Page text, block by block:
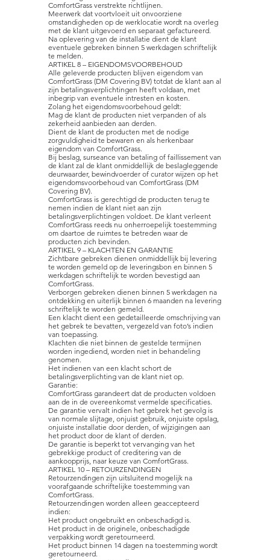
ComfortGrass verstrekte richtlijnen.
Meerwerk dat voortvloeit uit onvoorziene
omstandigheden op de werklocatie wordt na overleg
met de klant uitgevoerd en separaat gefactureerd.
Na oplevering van de installatie dient de klant
eventuele gebreken binnen 5 werkdagen schriftelijk
te melden.
ARTIKEL 8 – EIGENDOMSVOORBEHOUD
Alle geleverde producten blijven eigendom van
ComfortGrass (DM Covering BV) totdat de klant aan al
zijn betalingsverplichtingen heeft voldaan, met
inbegrip van eventuele intresten en kosten.
Zolang het eigendomsvoorbehoud geldt:
Mag de klant de producten niet verpanden of als
zekerheid aanbieden aan derden.
Dient de klant de producten met de nodige
zorgvuldigheid te bewaren en als herkenbaar
eigendom van ComfortGrass.
Bij beslag, surseance van betaling of faillissement van
de klant zal de klant onmiddellijk de beslagleggende
deurwaarder, bewindvoerder of curator wijzen op het
eigendomsvoorbehoud van ComfortGrass (DM
Covering BV).
ComfortGrass is gerechtigd de producten terug te
nemen indien de klant niet aan zijn
betalingsverplichtingen voldoet. De klant verleent
ComfortGrass reeds nu onherroepelijk toestemming
om daartoe de ruimtes te betreden waar de
producten zich bevinden.
ARTIKEL 9 – KLACHTEN EN GARANTIE
Zichtbare gebreken dienen onmiddellijk bij levering
te worden gemeld op de leveringsbon en binnen 5
werkdagen schriftelijk te worden bevestigd aan
ComfortGrass.
Verborgen gebreken dienen binnen 5 werkdagen na
ontdekking en uiterlijk binnen 6 maanden na levering
schriftelijk te worden gemeld.
Een klacht dient een gedetailleerde omschrijving van
het gebrek te bevatten, vergezeld van foto’s indien
van toepassing.
Klachten die niet binnen de gestelde termijnen
worden ingediend, worden niet in behandeling
genomen.
Het indienen van een klacht schort de
betalingsverplichting van de klant niet op.
Garantie:
ComfortGrass garandeert dat de producten voldoen
aan de in de overeenkomst vermelde specificaties.
De garantie vervalt indien het gebrek het gevolg is
van normale slijtage, onjuist gebruik, onjuiste opslag,
onjuiste installatie door derden, of wijzigingen aan
het product door de klant of derden.
De garantie is beperkt tot vervanging van het
gebrekkige product of creditering van de
aankoopprijs, naar keuze van ComfortGrass.
ARTIKEL 10 – RETOURZENDINGEN
Retourzendingen zijn uitsluitend mogelijk na
voorafgaande schriftelijke toestemming van
ComfortGrass.
Retourzendingen worden alleen geaccepteerd
indien:
Het product ongebruikt en onbeschadigd is.
Het product in de originele, onbeschadigde
verpakking wordt geretourneerd.
Het product binnen 14 dagen na toestemming wordt
geretourneerd.